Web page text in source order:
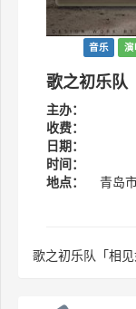
音乐
歌之初乐队
主办：
收费：
日期：
时间：
地点：
青岛
歌之初乐队「相